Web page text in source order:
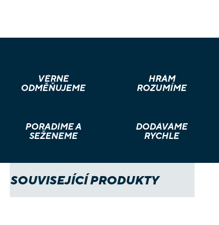
VĚRNÉ
ODMĚŇUJEME
HRÁM
ROZUMÍME
PORADÍME A
SEŽENEME
DODÁVÁME
RYCHLE
SOUVISEJÍCÍ PRODUKTY